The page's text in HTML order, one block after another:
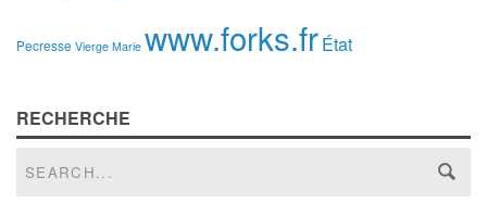
Pecresse Vierge Marie www.forks.frÉtat
RECHERCHE